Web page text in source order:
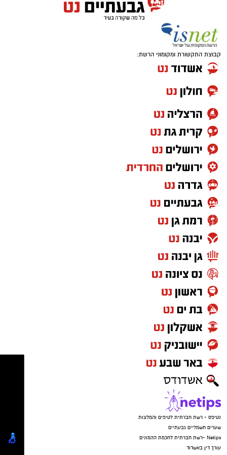
פילוסופיה. בגיל 30, לאחר ששוחרר מהכלא
עם מוניטין רב, הוא פרץ במהירות לעולם
ההימורים והסמים ותוך זמן קצר הוא עמד
נורמטיביים שהוא הרחיק אותם מעולם הפשע
ואף אסר עליהם לבקרו בכלא.
קבוצת התקשורת ומקומוני הרשת:
נטיפס - רשת חברתית לטיפים והמלצות
שערים חשמליים גבעתיים
Netips -רשת חברתית לחכמת ההמונים
עורך דין באשדוד